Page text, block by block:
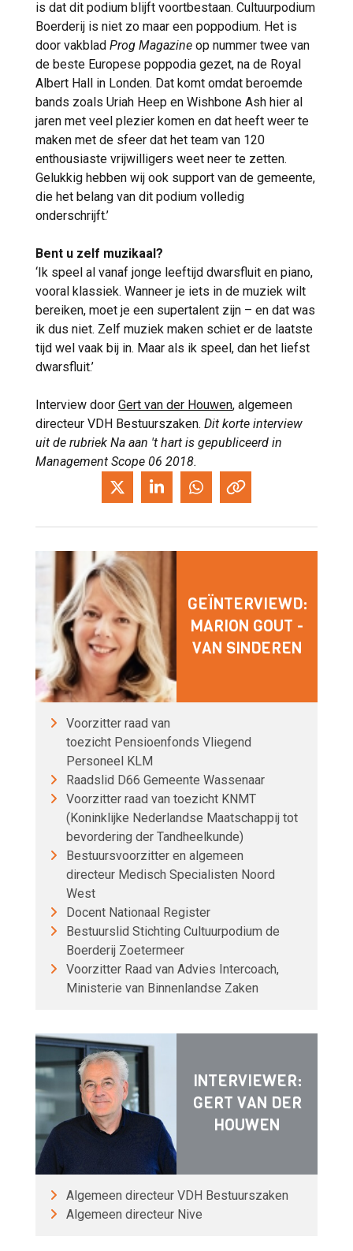
is dat dit podium blijft voortbestaan. Cultuurpodium
Boerderij is niet zo maar een poppodium. Het is
door vakblad Prog Magazine op nummer twee van
de beste Europese poppodia gezet, na de Royal
Albert Hall in Londen. Dat komt omdat beroemde
bands zoals Uriah Heep en Wishbone Ash hier al
jaren met veel plezier komen en dat heeft weer te
maken met de sfeer dat het team van 120
enthousiaste vrijwilligers weet neer te zetten.
Gelukkig hebben wij ook support van de gemeente,
die het belang van dit podium volledig
onderschrijft.’
Bent u zelf muzikaal?
‘Ik speel al vanaf jonge leeftijd dwarsfluit en piano,
vooral klassiek. Wanneer je iets in de muziek wilt
bereiken, moet je een supertalent zijn – en dat was
ik dus niet. Zelf muziek maken schiet er de laatste
tijd wel vaak bij in. Maar als ik speel, dan het liefst
dwarsfluit.’
Interview door Gert van der Houwen, algemeen
directeur VDH Bestuurszaken. Dit korte interview
uit de rubriek Na aan 't hart is gepubliceerd in
Management Scope 06 2018.
GEÏNTERVIEWD:
MARION GOUT -
VAN SINDEREN
Voorzitter raad van
toezicht Pensioenfonds Vliegend
Personeel KLM
Raadslid D66 Gemeente Wassenaar
Voorzitter raad van toezicht KNMT
(Koninklijke Nederlandse Maatschappij tot
bevordering der Tandheelkunde)
Bestuursvoorzitter en algemeen
directeur Medisch Specialisten Noord
West
Docent Nationaal Register
Bestuurslid Stichting Cultuurpodium de
Boerderij Zoetermeer
Voorzitter Raad van Advies Intercoach,
Ministerie van Binnenlandse Zaken
INTERVIEWER:
GERT VAN DER
HOUWEN
Algemeen directeur VDH Bestuurszaken
Algemeen directeur Nive